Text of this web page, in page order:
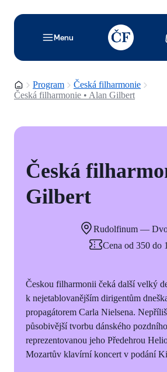
Menu
TODO: Add
Domovská stránka
Program
Česká filharmonie
Česká filharmonie • Alan Gilbert
Česká
Gilbert
Rudolfinum —
Cena od 350 do
Českou filharmonii čeká další velký
k nejetablovanějším dirigentům
propagátorem Carla Nielsena.
působivější tvorbu dánského
reprezentovanou jeho Předehrou
Mozartův klavírní koncert v podání